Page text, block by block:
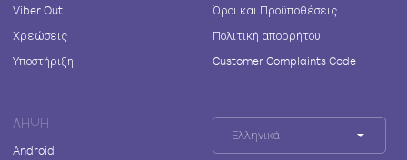
Viber Out
Χρεώσεις
Υποστήριξη
Όροι και Προϋποθέσεις
Πολιτική απορρήτου
Customer Complaints Code
ΛΉΨΗ
Android
Ελληνικά